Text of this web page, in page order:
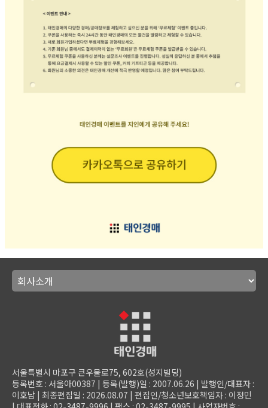
서울특별시 마포구 큰우물로75, 602호(성지빌딩)
등록번호 : 서울아00387 | 등록(발행)일 : 2007.06.26 | 발행인/대표자 :
이호남 | 최종편집일 : 2026.08.07 | 편집인/청소년보호책임자 : 이정민